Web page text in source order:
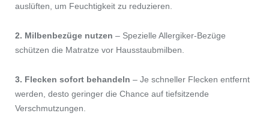
auslüften, um Feuchtigkeit zu reduzieren.
2. Milbenbezüge nutzen – Spezielle Allergiker-Bezüge
schützen die Matratze vor Hausstaubmilben.
3. Flecken sofort behandeln – Je schneller Flecken entfernt
werden, desto geringer die Chance auf tiefsitzende
Verschmutzungen.